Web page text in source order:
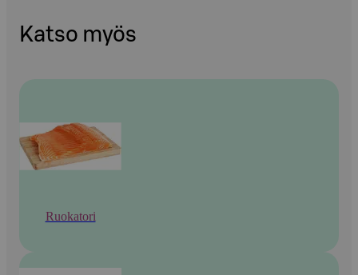
Katso myös
Ruokatori